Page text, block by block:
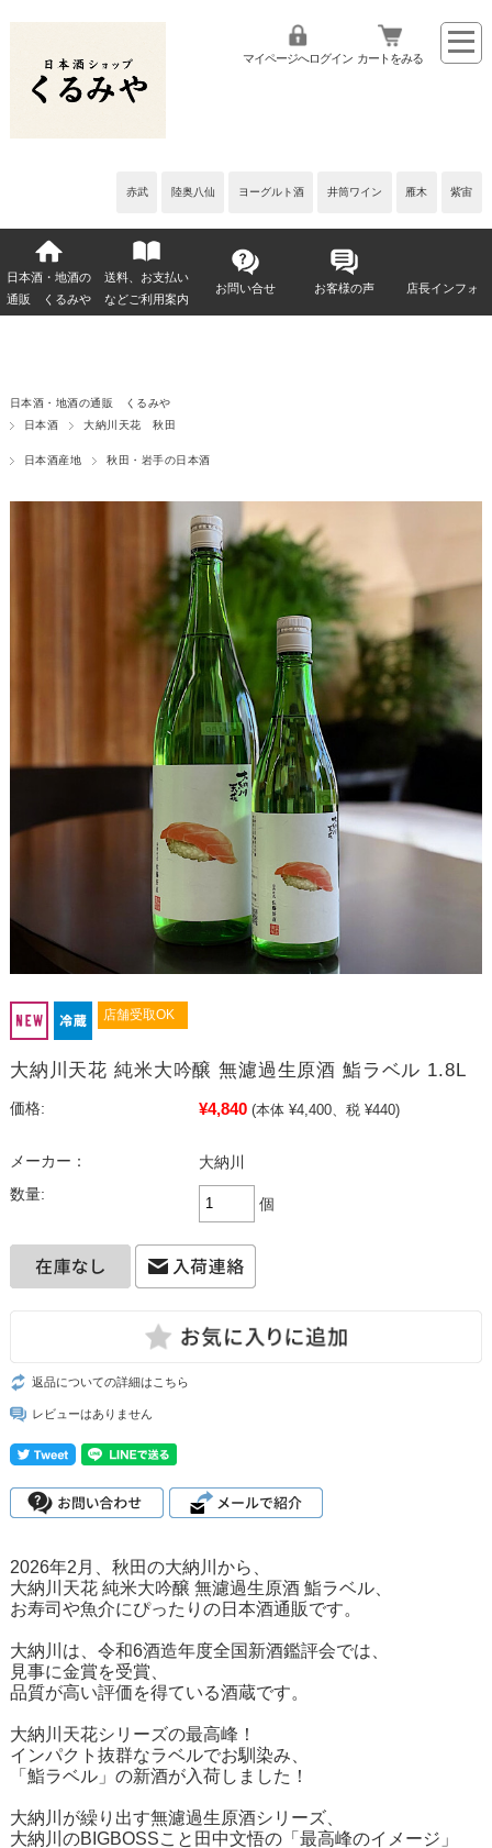
赤武 陸奥八仙 ヨーグルト酒 井筒ワイン 雁木 紫宙
マイページへログイン カートをみる
日本酒・地酒の
通販 くるみや
送料、お支払い
などご利用案内
お問い合せ お客様の声 店長インフォ
日本酒・地酒の通販 くるみや
日本酒
大納川天花 秋田
日本酒産地 秋田・岩手の日本酒
店舗受取OK
大納川天花 純米大吟醸 無濾過生原酒 鮨ラベル 1.8L
価格: ¥4,840 (本体 ¥4,400、税 ¥440)
メーカー：
大納川
数量:
個
返品についての詳細はこちら
レビューはありません
2026年2月、秋田の大納川から、
大納川天花 純米大吟醸 無濾過生原酒 鮨ラベル、
お寿司や魚介にぴったりの日本酒通販です。
大納川は、令和6酒造年度全国新酒鑑評会では、
見事に金賞を受賞、
品質が高い評価を得ている酒蔵です。
大納川天花シリーズの最高峰！
インパクト抜群なラベルでお馴染み、
「鮨ラベル」の新酒が入荷しました！
大納川が繰り出す無濾過生原酒シリーズ、
大納川のBIGBOSSこと田中文悟の「最高峰のイメージ」